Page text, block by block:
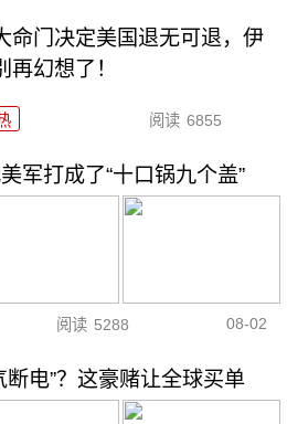
命门决定美国退无可退，伊
再幻想了！
阅读 6855
军打成了“十口锅九个盖”
阅读 5288 08-02
电”？这豪赌让全球买单